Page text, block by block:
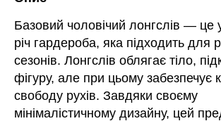
Базовий чоловічий лонгслів — це
річ гардероба, яка підходить для
сезонів. Лонгслів облягає тіло,
фігуру, але при цьому забезпечує
свободу рухів. Завдяки своєму
мінімалістичному дизайну, цей